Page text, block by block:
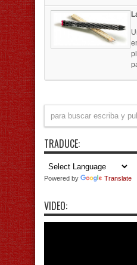
TRADUCE:
Powered by Translate
VIDEO: